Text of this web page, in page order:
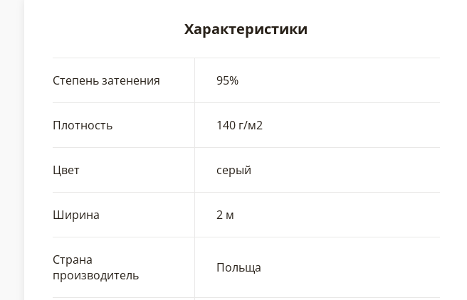
Характеристики
Степень затенения 95%
Плотность 140 г/м2
Цвет серый
Ширина 2 м
Страна
производитель
Польща